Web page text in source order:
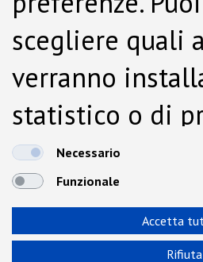
scegliere quali
verranno
statistico o di
dalla Cookie
Necessario
Funzionale
Accetta